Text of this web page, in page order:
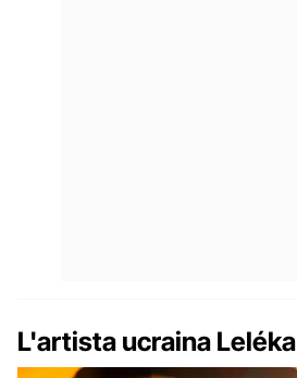
L'artista ucraina Leléka